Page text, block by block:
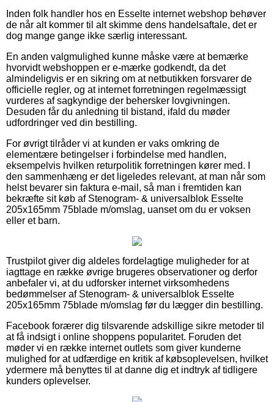
Inden folk handler hos en Esselte internet webshop behøver
de når alt kommer til alt skimme dens handelsaftale, det er
dog mange gange ikke særlig interessant.
En anden valgmulighed kunne måske være at bemærke
hvorvidt webshoppen er e-mærke godkendt, da det
almindeligvis er en sikring om at netbutikken forsvarer de
officielle regler, og at internet forretningen regelmæssigt
vurderes af sagkyndige der behersker lovgivningen.
Desuden får du anledning til bistand, ifald du møder
udfordringer ved din bestilling.
For øvrigt tilråder vi at kunden er vaks omkring de
elementære betingelser i forbindelse med handlen,
eksempelvis hvilken returpolitik forretningen kører med. I
den sammenhæng er det ligeledes relevant, at man når som
helst bevarer sin faktura e-mail, så man i fremtiden kan
bekræfte sit køb af Stenogram- & universalblok Esselte
205x165mm 75blade m/omslag, uanset om du er voksen
eller et barn.
Trustpilot giver dig aldeles fordelagtige muligheder for at
iagttage en række øvrige brugeres observationer og derfor
anbefaler vi, at du udforsker internet virksomhedens
bedømmelser af Stenogram- & universalblok Esselte
205x165mm 75blade m/omslag før du lægger din bestilling.
Facebook forærer dig tilsvarende adskillige sikre metoder til
at få indsigt i online shoppens popularitet. Foruden det
møder vi en række internet outlets som giver kunderne
mulighed for at udfærdige en kritik af købsoplevelsen, hvilket
ydermere må benyttes til at danne dig et indtryk af tidligere
kunders oplevelser.